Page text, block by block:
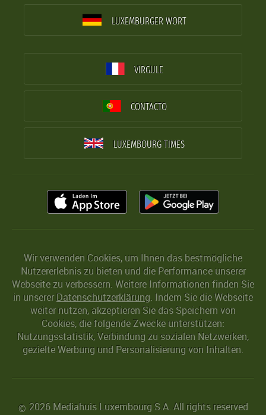
LUXEMBURGER WORT
VIRGULE
CONTACTO
LUXEMBOURG TIMES
Wir verwenden Cookies, um Ihnen das bestmögliche
Nutzererlebnis zu bieten und die Performance unserer
Webseite zu verbessern. Weitere Informationen finden Sie
in unserer Datenschutzerklärung. Indem Sie die Webseite
weiter nutzen, akzeptieren Sie das Speichern von
Cookies, die folgende Zwecke unterstützen:
Nutzungsstatistik, Verbindung zu sozialen Netzwerken,
gezielte Werbung und Personalisierung von Inhalten.
© 2026 Mediahuis Luxembourg S.A. All rights reserved